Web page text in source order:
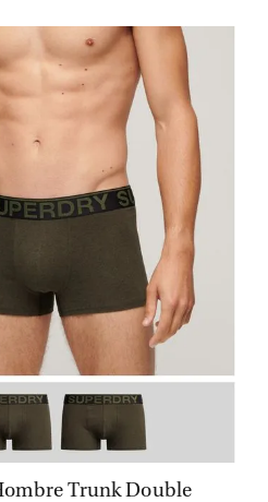
VISTA RÁPIDA
Trunk Double